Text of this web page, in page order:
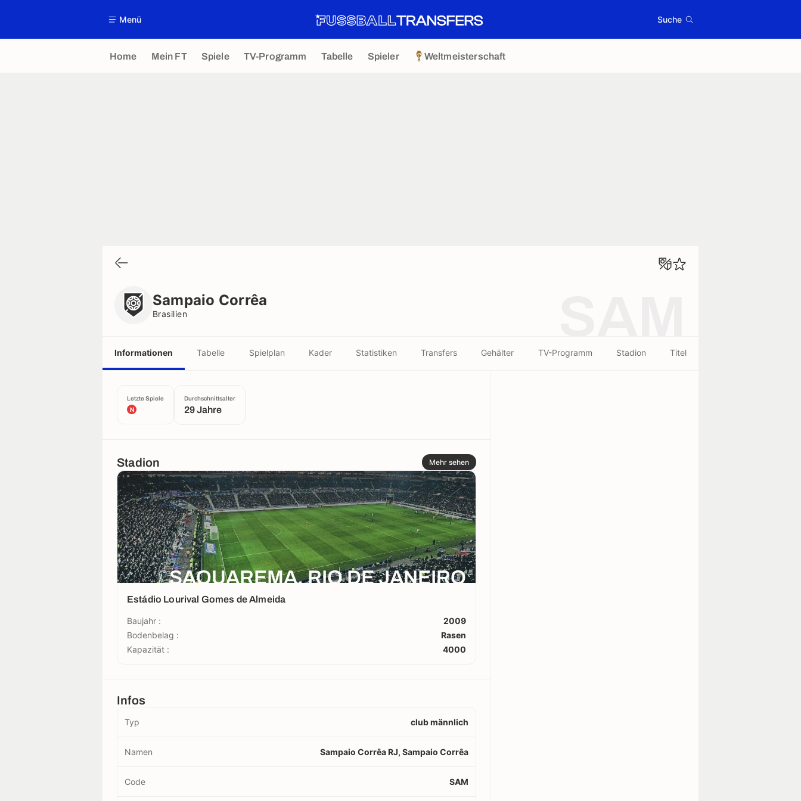
Menü Suche
Home Mein FT Spiele TV-Programm Tabelle Spieler Weltmeisterschaft
Sampaio Corrêa
Brasilien
Informationen Tabelle Spielplan Kader Statistiken Transfers Gehälter TV-Programm Stadion Titel
Letzte Spiele
N
Durchschnittsalter
29 Jahre
Stadion Mehr sehen
SAQUAREMA, RIO DE JANEIRO
Estádio Lourival Gomes de Almeida
Baujahr :
2009
Bodenbelag :
Rasen
Kapazität :
4000
Infos
Typ club männlich
Namen Sampaio Corrêa RJ, Sampaio Corrêa
Code SAM